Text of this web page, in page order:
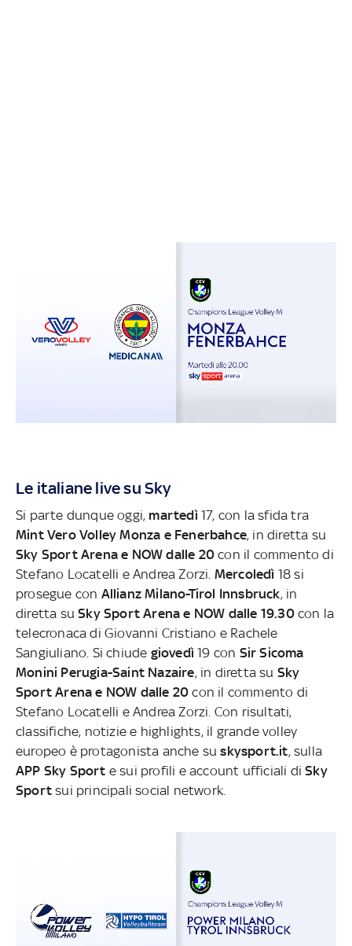
Le italiane live su Sky
Si parte dunque oggi, martedì17, con la sfida tra
Mint Vero Volley Monza e Fenerbahce, in diretta su
Sky Sport Arena e NOW dalle 20con il commento di
Stefano Locatelli e Andrea Zorzi. Mercoledì 18 si
prosegue con Allianz Milano-Tirol Innsbruck, in
diretta suSky Sport Arena e NOW dalle 19.30con la
telecronaca di Giovanni Cristiano e Rachele
Sangiuliano. Si chiude giovedì 19 con Sir Sicoma
Monini Perugia-Saint Nazaire, in diretta su Sky
Sport Arena e NOW dalle 20 con il commento di
Stefano Locatelli e Andrea Zorzi. Con risultati,
classifiche, notizie e highlights, il grande volley
europeo è protagonista anche suskysport.it, sulla
APP Sky Sport e sui profili e account ufficiali diSky
Sportsui principali social network.